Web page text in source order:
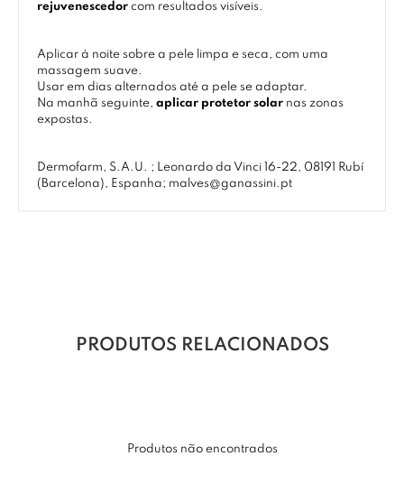
rejuvenescedor com resultados visíveis.
Aplicar à noite sobre a pele limpa e seca, com uma
massagem suave.
Usar em dias alternados até a pele se adaptar.
Na manhã seguinte, aplicar protetor solar nas zonas
expostas.
Dermofarm, S.A.U. ; Leonardo da Vinci 16-22, 08191 Rubí
(Barcelona), Espanha; malves@ganassini.pt
PRODUTOS RELACIONADOS
Produtos não encontrados